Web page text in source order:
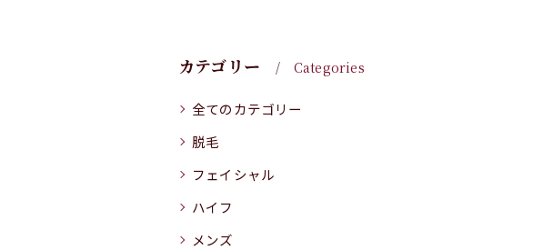
カテゴリー Categories
全てのカテゴリー
脱毛
フェイシャル
ハイフ
メンズ